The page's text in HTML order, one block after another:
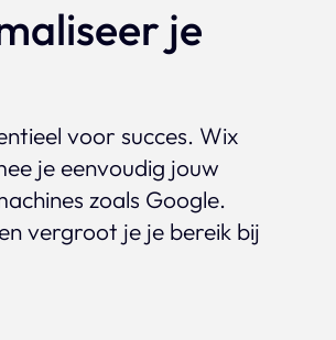
je
voor succes. Wix
je eenvoudig jouw
zoals Google.
vergroot je je bereik bij